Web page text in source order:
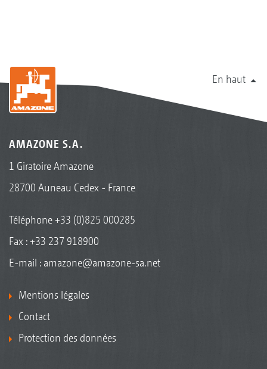
En haut
AMAZONE S.A.
1 Giratoire Amazone
28700 Auneau Cedex - France
Téléphone+33 (0)825 000285
Fax : +33 237 918900
E-mail : amazone@amazone-sa.net
Mentions légales
Contact
Protection des données